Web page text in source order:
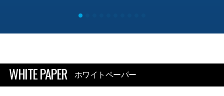
WHITE PAPER ホワイトペーパー